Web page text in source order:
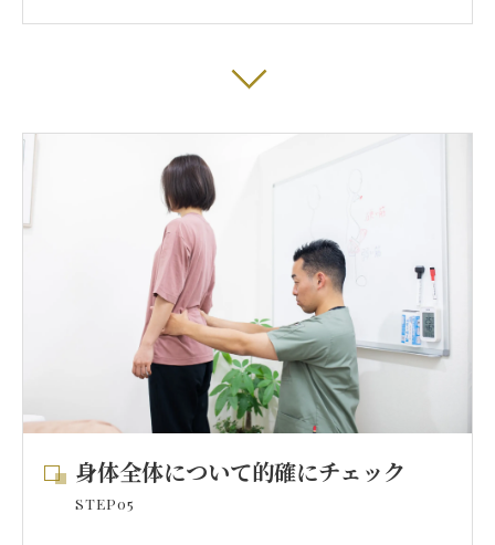
身体全体について的確にチェック
STEP05